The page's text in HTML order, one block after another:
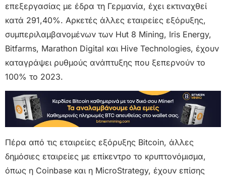
επεξεργασίας με έδρα τη Γερμανία, έχει εκτιναχθεί
κατά 291,40%. Αρκετές άλλες εταιρείες εξόρυξης,
συμπεριλαμβανομένων των Hut 8 Mining, Iris Energy,
Bitfarms, Marathon Digital και Hive Technologies, έχουν
καταγράψει ρυθμούς ανάπτυξης που ξεπερνούν το
100% το 2023.
Πέρα από τις εταιρείες εξόρυξης Bitcoin, άλλες
δημόσιες εταιρείες με επίκεντρο το κρυπτονόμισμα,
όπως η Coinbase και η MicroStrategy, έχουν επίσης